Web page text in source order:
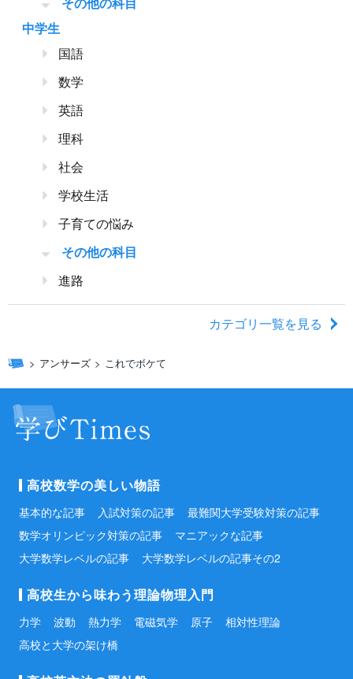
中学生
国語
数学
英語
理科
社会
学校生活
子育ての悩み
その他の科目
進路
カテゴリ一覧を見る
アンサーズ これでボケて
高校数学の美しい物語
基本的な記事 入試対策の記事
最難関大学受験対策の記事
数学オリンピック対策の記事
マニアックな記事
大学数学レベルの記事
大学数学レベルの記事その2
高校生から味わう理論物理入門
力学 波動 熱力学 電磁気学 原子
相対性理論
高校と大学の架け橋